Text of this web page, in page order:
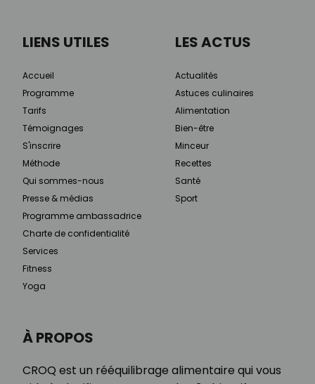
À PROPOS
CROQ est un rééquilibrage alimentaire qui vous
LIENS UTILES
Accueil
Programme
Tarifs
Témoignages
S'inscrire
Méthode
Qui sommes-nous
Presse & médias
Programme ambassadrice
Charte de confidentialité
Services
Fitness
Yoga
LES ACTUS
Actualités
Astuces culinaires
Alimentation
Bien-être
Minceur
Recettes
Santé
Sport